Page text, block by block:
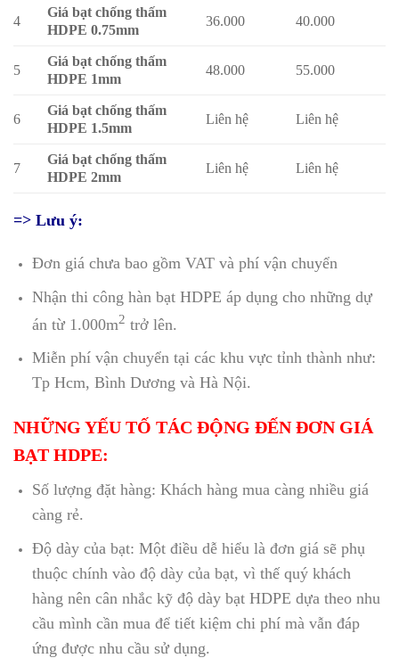
4
Giá bạt chống thấm
HDPE 0.75mm
36.000 40.000
5
Giá bạt chống thấm
HDPE 1mm
48.000 55.000
6
Giá bạt chống thấm
HDPE 1.5mm
Liên hệ Liên hệ
7
Giá bạt chống thấm
HDPE 2mm
Liên hệ Liên hệ
=> Lưu ý:
Đơn giá chưa bao gồm VAT và phí vận chuyển
Nhận thi công hàn bạt HDPE áp dụng cho những dự
án từ 1.000m2 trở lên.
Miễn phí vận chuyển tại các khu vực tỉnh thành như:
Tp Hcm, Bình Dương và Hà Nội.
NHỮNG YẾU TỐ TÁC ĐỘNG ĐẾN ĐƠN GIÁ
BẠT HDPE:
Số lượng đặt hàng: Khách hàng mua càng nhiều giá
càng rẻ.
Độ dày của bạt: Một điều dễ hiểu là đơn giá sẽ phụ
thuộc chính vào độ dày của bạt, vì thế quý khách
hàng nên cân nhắc kỹ độ dày bạt HDPE dựa theo nhu
cầu mình cần mua để tiết kiệm chi phí mà vẫn đáp
ứng được nhu cầu sử dụng.